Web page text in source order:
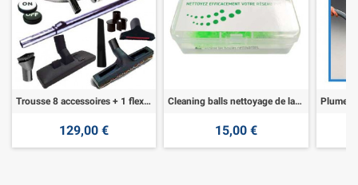
Trousse 8 accessoires + 1 flexible 9,10 m
129,00 €
Cleaning balls nettoyage de la tuyauterie pvc
15,00 €